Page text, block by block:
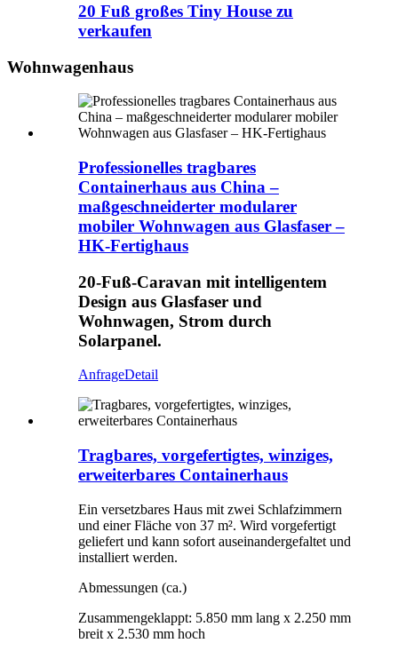
20 Fuß großes Tiny House zu
verkaufen
Wohnwagenhaus
Professionelles tragbares
Containerhaus aus China –
maßgeschneiderter modularer
mobiler Wohnwagen aus Glasfaser –
HK-Fertighaus
20-Fuß-Caravan mit intelligentem
Design aus Glasfaser und
Wohnwagen, Strom durch
Solarpanel.
AnfrageDetail
Tragbares, vorgefertigtes, winziges,
erweiterbares Containerhaus
Ein versetzbares Haus mit zwei Schlafzimmern
und einer Fläche von 37 m². Wird vorgefertigt
geliefert und kann sofort auseinandergefaltet und
installiert werden.
Abmessungen (ca.)
Zusammengeklappt: 5.850 mm lang x 2.250 mm
breit x 2.530 mm hoch